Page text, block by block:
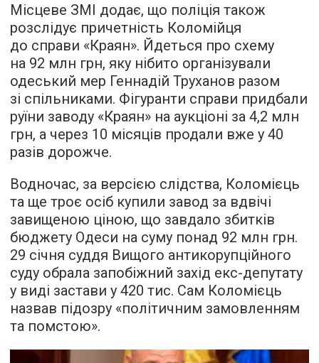
Місцеве ЗМІ додає, що поліція також
розслідує причетність Коломійця
до справи «Краян». Йдеться про схему
на 92 млн грн, яку нібито організували
одеський мер Геннадій Труханов разом
зі спільниками. Фігуранти справи придбали
руїни заводу «Краян» на аукціоні за 4,2 млн
грн, а через 10 місяців продали вже у 40
разів дорожче.
Водночас, за версією слідства, Коломієць
та ще троє осіб купили завод за вдвічі
завищеною ціною, що завдало збитків
бюджету Одеси на суму понад 92 млн грн.
29 січня суддя Вищого антикорупційного
суду обрала запобіжний захід екс-депутату
у виді застави у 420 тис. Сам Коломієць
назвав підозру «політичним замовленням
та помстою».